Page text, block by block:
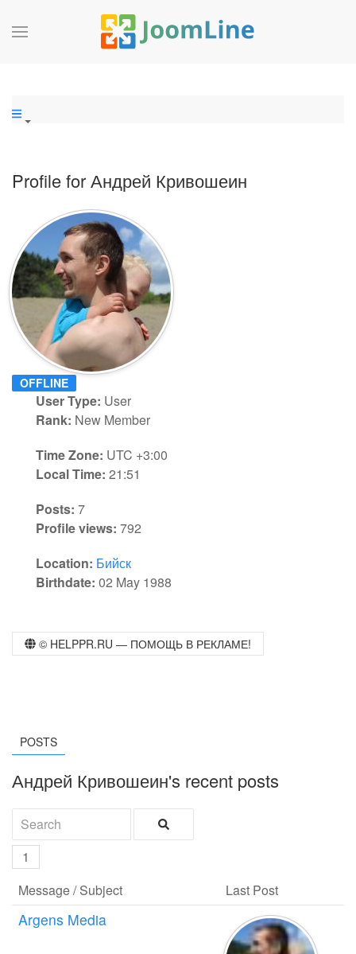
Profile for Андрей Кривошеин
OFFLINE
User Type: User
Rank: New Member
Time Zone: UTC +3:00
Local Time: 21:51
Posts: 7
Profile views: 792
Location: Бийск
Birthdate: 02 May 1988
© HELPPR.RU ― ПОМОЩЬ В РЕКЛАМЕ!
POSTS
Андрей Кривошеин's recent posts
1
Message / Subject
Last Post
Argens Media